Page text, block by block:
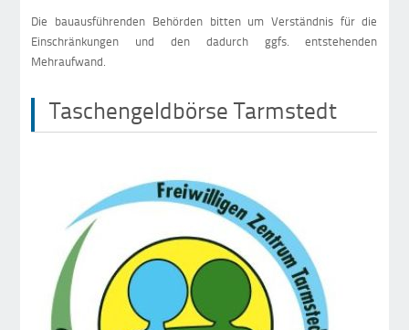
Die bauausführenden Behörden bitten um Verständnis für die
Einschränkungen und den dadurch ggfs. entstehenden
Mehraufwand.
Taschengeldbörse Tarmstedt